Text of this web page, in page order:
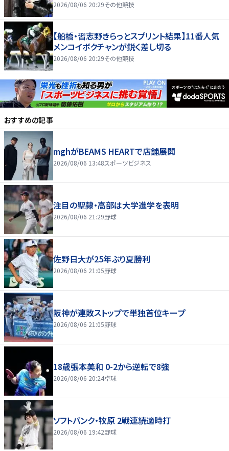
2026/08/06 20:29その他競技
【船橋・習志野きらっとスプリント結果】11番人気
メンコイボクチャンが鋭く差し切る
2026/08/06 20:29その他競技
おすすめの記事
mghがBEAMS HEARTで店舗展開
2026/08/06 13:48スポーツビジネス
注目の聖隷・高部は大学進学を表明
2026/08/06 21:29野球
佐野日大が25年ぶり夏勝利
2026/08/06 21:05野球
阪神が連敗ストップで単独首位キープ
2026/08/06 21:05野球
18歳張本美和 0-2から逆転で8強
2026/08/06 20:24卓球
ソフトバンク・牧原 2戦連続適時打
2026/08/06 19:42野球